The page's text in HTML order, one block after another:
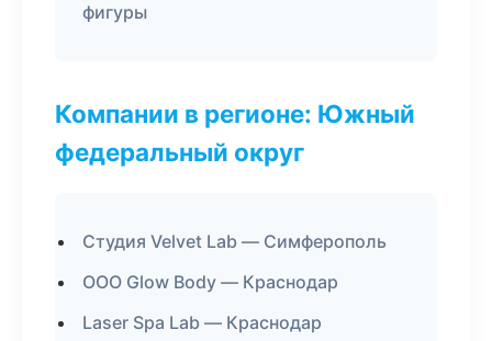
фигуры
Компании в регионе: Южный
федеральный округ
Студия Velvet Lab — Симферополь
ООО Glow Body — Краснодар
Laser Spa Lab — Краснодар